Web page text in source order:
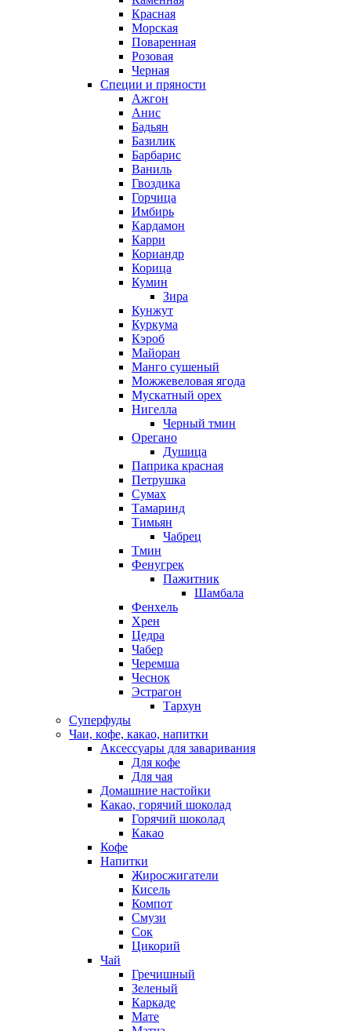
Красная
Морская
Поваренная
Розовая
Черная
Специи и пряности
Ажгон
Анис
Бадьян
Базилик
Барбарис
Ваниль
Гвоздика
Горчица
Имбирь
Кардамон
Карри
Кориандр
Корица
Кумин
Зира
Кунжут
Куркума
Кэроб
Майоран
Манго сушеный
Можжевеловая ягода
Мускатный орех
Нигелла
Черный тмин
Орегано
Душица
Паприка красная
Петрушка
Сумах
Тамаринд
Тимьян
Чабрец
Тмин
Фенугрек
Пажитник
Шамбала
Фенхель
Хрен
Цедра
Чабер
Черемша
Чеснок
Эстрагон
Тархун
Суперфуды
Чаи, кофе, какао, напитки
Аксессуары для заваривания
Для кофе
Для чая
Домашние настойки
Какао, горячий шоколад
Горячий шоколад
Какао
Кофе
Напитки
Жиросжигатели
Кисель
Компот
Смузи
Сок
Цикорий
Чай
Гречишный
Зеленый
Каркаде
Мате